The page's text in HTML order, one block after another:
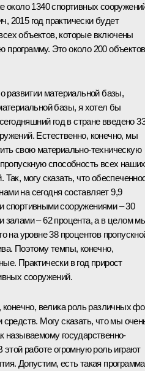
около 1340 спортивных
2015 год практически будет
объектов, которые включены
Это около 200
развитии материальной базы,
базы, я хотел бы
год в стране введено 33
Естественно, конечно, мы
свою материально-техническую
способность всех наших
могу сказать, что
на сегодня составляет 9,9
спортивными сооружениями – 30
залами – 62 процента, а в целом
на уровне 38 процентов
Поэтому темпы, конечно,
Практически в год прирост
сооружений.
конечно, велика роль различных
средств. Могу сказать, что мы
называемому государственно-
этой работе огромную роль играют
Допустим, есть такая